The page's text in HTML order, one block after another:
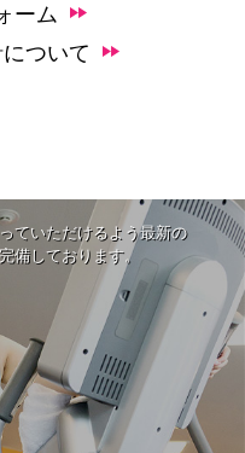
ーム
ついて
ていただけるよう最新の
備しております。